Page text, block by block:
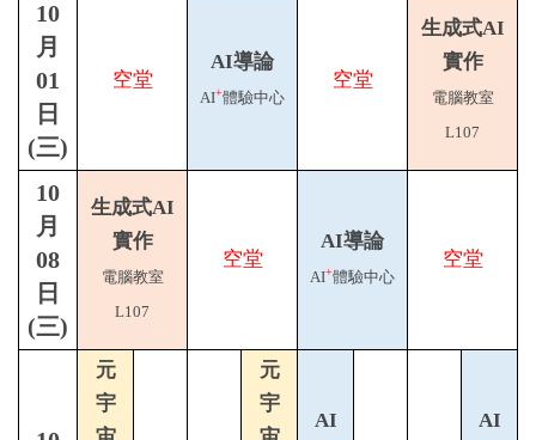
10
月
01
日
(三)
空堂
AI導論
AI+體驗中心
空堂
生成式AI
實作
電腦教室
L107
10
月
08
日
(三)
生成式AI
實作
電腦教室
L107
空堂
AI導論
AI+體驗中心
空堂
元
宇
元
宇
AI
AI